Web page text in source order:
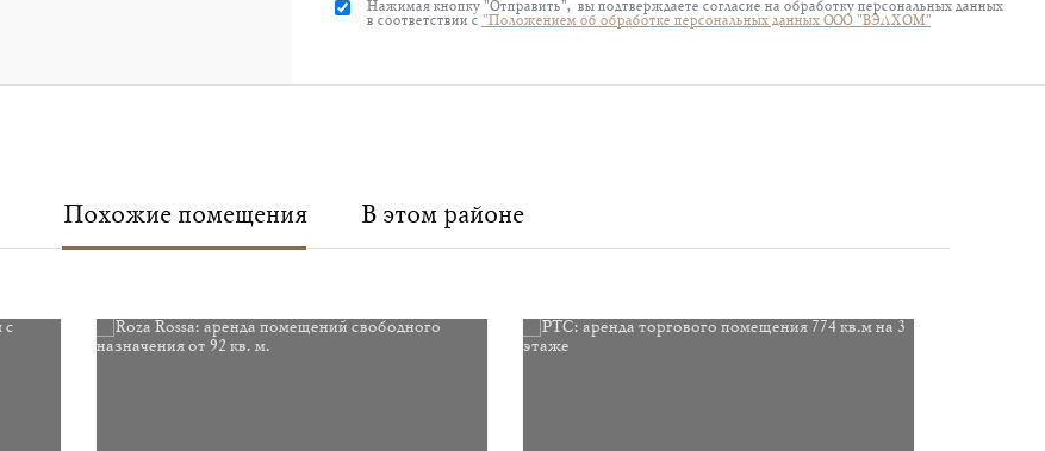
Нажимая кнопку "Отправить", вы подтверждаете согласие на обработку персональных данных
в соответствии с "Положением об обработке персональных данных ООО "ВЭЛХОМ"
Похожие помещения В этом районе